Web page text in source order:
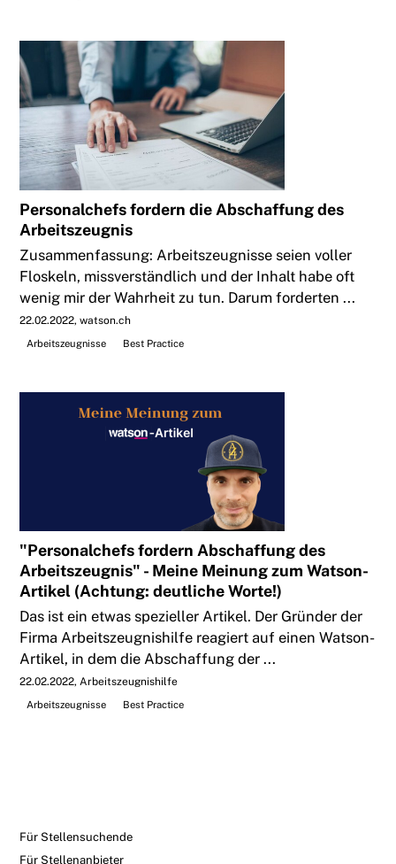
Personalchefs fordern die Abschaffung des
Arbeitszeugnis
Zusammenfassung: Arbeitszeugnisse seien voller
Floskeln, missverständlich und der Inhalt habe oft
wenig mir der Wahrheit zu tun. Darum forderten ...
22.02.2022 watson.ch
Arbeitszeugnisse
Best Practice
"Personalchefs fordern Abschaffung des
Arbeitszeugnis" - Meine Meinung zum Watson-
Artikel (Achtung: deutliche Worte!)
Das ist ein etwas spezieller Artikel. Der Gründer der
Firma Arbeitszeugnishilfe reagiert auf einen Watson-
Artikel, in dem die Abschaffung der ...
22.02.2022 Arbeitszeugnishilfe
Arbeitszeugnisse
Best Practice
Für Stellensuchende
Für Stellenanbieter